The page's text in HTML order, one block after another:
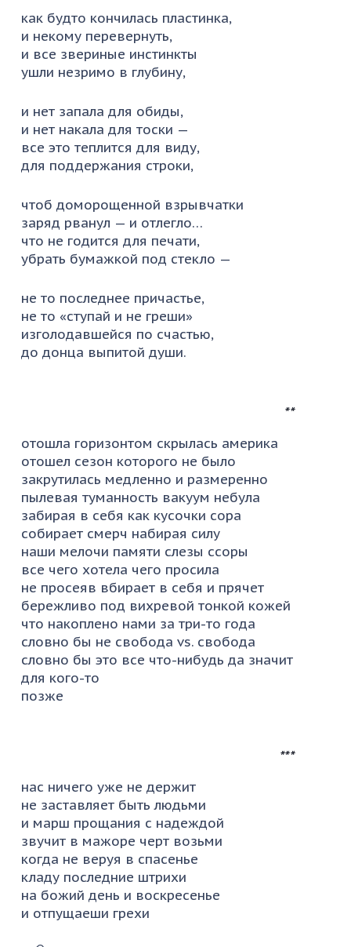
как будто кончилась пластинка,
и некому перевернуть,
и все звериные инстинкты
ушли незримо в глубину,
и нет запала для обиды,
и нет накала для тоски —
все это теплится для виду,
для поддержания строки,
чтоб доморощенной взрывчатки
заряд рванул — и отлегло…
что не годится для печати,
убрать бумажкой под стекло —
не то последнее причастье,
не то «ступай и не греши»
изголодавшейся по счастью,
до донца выпитой души.
**
отошла горизонтом скрылась америка
отошел сезон которого не было
закрутилась медленно и размеренно
пылевая туманность вакуум небула
забирая в себя как кусочки сора
собирает смерч набирая силу
наши мелочи памяти слезы ссоры
все чего хотела чего просила
не просеяв вбирает в себя и прячет
бережливо под вихревой тонкой кожей
что накоплено нами за три-то года
словно бы не свобода vs. свобода
словно бы это все что-нибудь да значит
для кого-то
позже
***
нас ничего уже не держит
не заставляет быть людьми
и марш прощания с надеждой
звучит в мажоре черт возьми
когда не веруя в спасенье
кладу последние штрихи
на божий день и воскресенье
и отпущаеши грехи